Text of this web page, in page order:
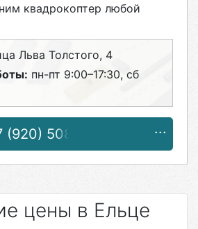
квадрокоптер любой
Льва Толстого, 4
пн-пт 9:00–17:30, сб
(920) 508-13-66
цены в Ельце